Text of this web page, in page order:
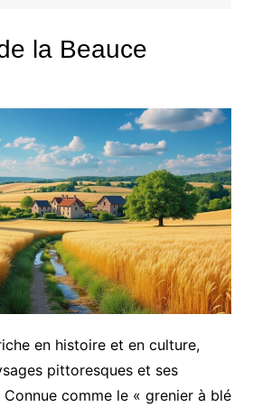
la Beauce
en histoire et en culture,
pittoresques et ses
comme le « grenier à blé